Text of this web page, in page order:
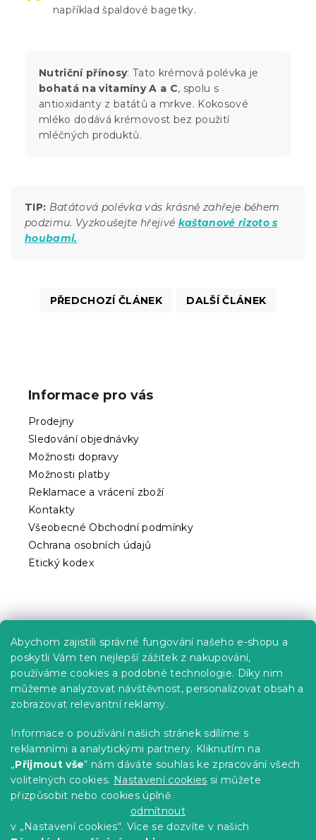
Abychom zajistili správné fungování našeho e-shopu a
poskytli Vám ten nejlepší zážitek z nakupování,
používáme cookies a podobné technologie. Díky nim
můžeme analyzovat návštěvnost, personalizovat obsah a
zobrazovat relevantní reklamy.
Informace o používání našich stránek sdílíme s
reklamními a analytickými partnery. Kliknutím na
„Přijmout vše“ nám dáváte souhlas ke zpracování všech
volitelných cookies. Nastavení cookies si můžete
přizpůsobit nebo cookies úplně
odmítnout
v „Nastavení cookies“. Více se dozvíte v našich
například špaldové bagetky.
Nutriční přínosy: Tato krémová polévka je
bohatá na vitamíny A a C, spolu s
antioxidanty z batátů a mrkve. Kokosové
mléko dodává krémovost bez použití
mléčných produktů.
TIP: Batátová polévka vás krásně zahřeje během
podzimu. Vyzkoušejte hřejivé kaštanové rizoto s
houbami.
PŘEDCHOZÍ ČLÁNEK DALŠÍ ČLÁNEK
Informace pro vás
Prodejny
Sledování objednávky
Možnosti dopravy
Možnosti platby
Reklamace a vrácení zboží
Kontakty
Všeobecné Obchodní podmínky
Ochrana osobních údajů
Etický kodex
Kariéra
Poptávky a B2B spolupráce
Proč se u nás registrovat?
Věrnostní program - Sleva až 10 %
Návody
Tabulky velikostí
Blog